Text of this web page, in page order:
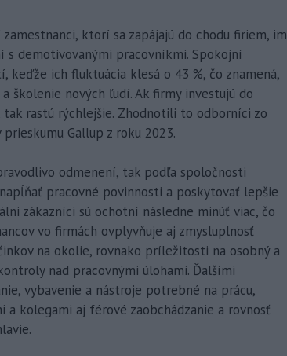
zamestnanci, ktorí sa zapájajú do chodu firiem, im
s demotivovanými pracovníkmi. Spokojní
keďže ich fluktuácia klesá o 43 %, čo znamená,
školenie nových ľudí. Ak firmy investujú do
tak rastú rýchlejšie. Zhodnotili to odborníci zo
Gallup z roku 2023.
odmenení, tak podľa spoločnosti
pracovné povinnosti a poskytovať lepšie
zákazníci sú ochotní následne minúť viac, čo
vo firmách ovplyvňuje aj zmysluplnosť
na okolie, rovnako príležitosti na osobný a
nad pracovnými úlohami. Ďalšími
vybavenie a nástroje potrebné na prácu,
kolegami aj férové zaobchádzanie a rovnosť